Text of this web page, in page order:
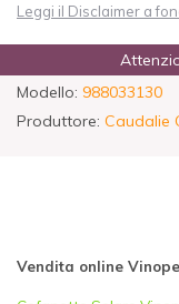
Leggi il Disclaimer a
Modello: 988033130
Produttore: Caudalie
Vendita online